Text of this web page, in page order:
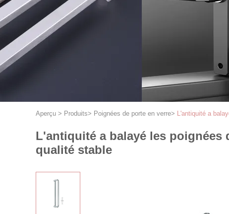
Aperçu > Produits> Poignées de porte en verre> L'antiquité a
L'antiquité a balayé les
qualité stable